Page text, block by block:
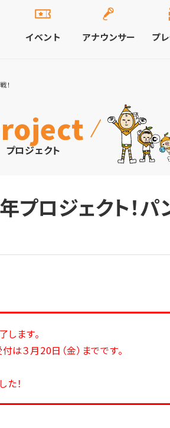
イベント アナウンサー プ
！
プロジェクト
プロジェクト！
ます。
は３月20日（金）までです。
！